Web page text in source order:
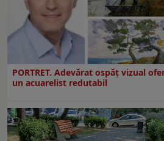
PORTRET. Adevărat ospăț vizual
un acuarelist redutabil